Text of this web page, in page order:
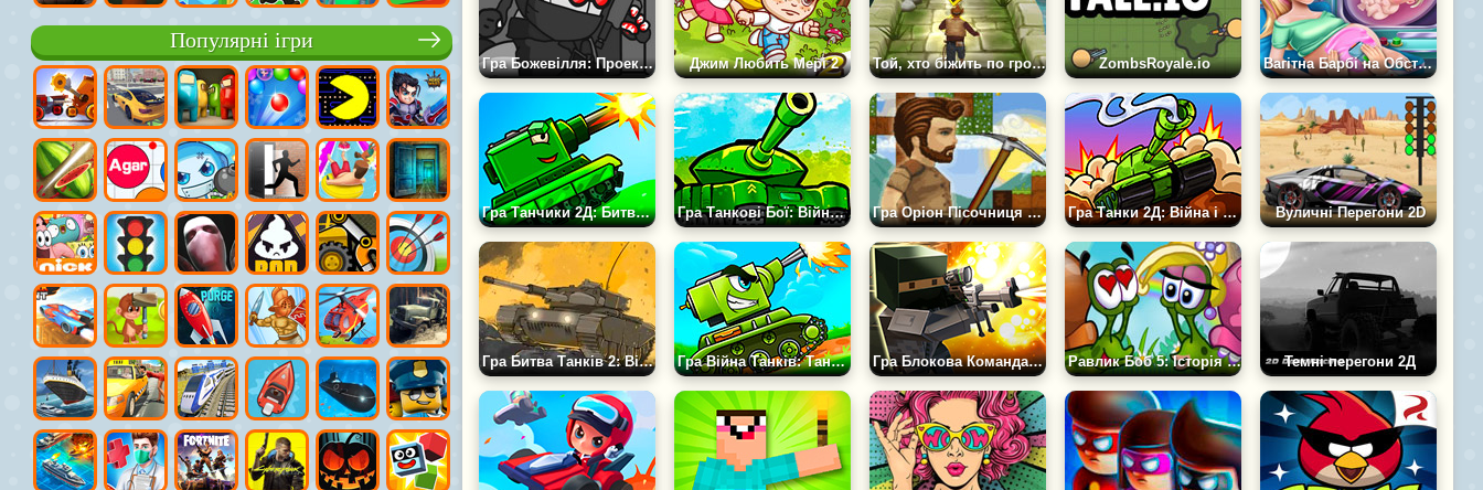
Популярні ігри
Гра Божевілля: Проект Нексус Джим Любить Мері 2 Той, хто біжить по гробницях ZombsRoyale.io Вагітна Барбі на Обстеженні
Гра Танчики 2Д: Битва Танків Гра Танкові Бої: Війна 2Д Гра Оріон Пісочниця 2: Покращений Гра Танки 2Д: Війна і Герої Вуличні Перегони 2D
Гра Битва Танків 2: Війна 2Д Гра Війна Танків: Танкові Бої 2Д Гра Блокова Команда: Бій На смерть Равлик Боб 5: Історія Кохання Темні перегони 2Д